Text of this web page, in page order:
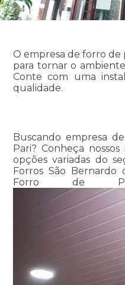
O empresa de forro de
para tornar o
Conte com uma
qualidade.
Buscando empresa
Pari? Conheça
opções variadas do
Forros São
Forro de